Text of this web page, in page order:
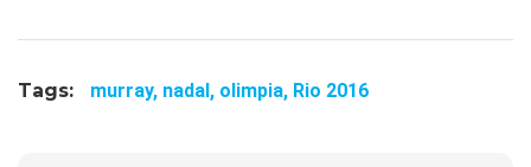
Tags: murray, nadal, olimpia, Rio 2016